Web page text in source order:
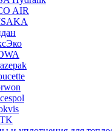
AIR